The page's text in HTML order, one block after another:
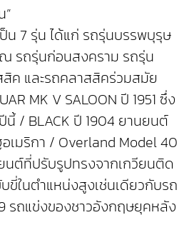
น 7 รุ่น ได้แก่ รถรุ่นบรรพบุรุษ
รถรุ่นก่อนสงคราม รถรุ่น
ค และรถคลาสสิคร่วมสมัย
MK V SALOON ปี 1951 ซึ่ง
นี้ / BLACK ปี 1904 ยานยนต์
มริกา / Overland Model 40
นต์ที่ปรับรูปทรงจากเกวียนติด
ขี่ในตำแหน่งสูงเช่นเดียวกับรถ
รถแข่งของชาวอังกฤษยุคหลัง